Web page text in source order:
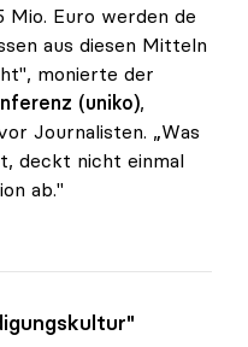
Mio. Euro werden de
aus diesen Mitteln
monierte der
(uniko),
Journalisten. „Was
deckt nicht einmal
ab."
schrumpfen laufend